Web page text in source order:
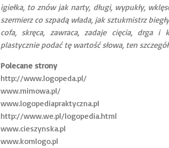
igiełka, to znów jak narty, długi, wypukły,
szermierz co szpadą włada, jak sztukmistrz
cofa, skręca, zawraca, zadaje cięcia, drga i
plastycznie podać tę wartość słowa, ten
Polecane strony
http://www.logopeda.pl/
www.mimowa.pl/
www.logopediapraktyczna.pl
http://www.we.pl/logopedia.html
www.cieszynska.pl
www.komlogo.pl